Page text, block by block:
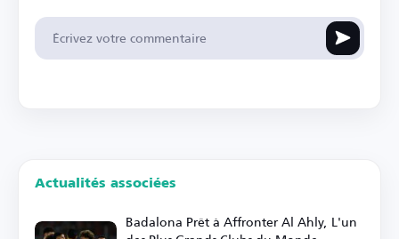
Actualités associées
Badalona Prêt à Affronter Al Ahly, L'un